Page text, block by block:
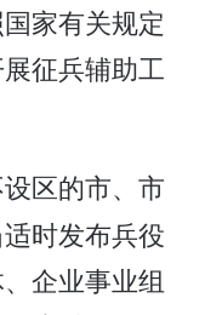
家有关规定
征兵辅助工
区的市、市
时发布兵役
企业事业组